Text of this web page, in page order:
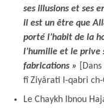
ses illusions et ses
il est un être que
porté l’habit de la
l’humilie et le prive
fabrications »
fî Ziyârati l-qabri
Le Chaykh Ibnou